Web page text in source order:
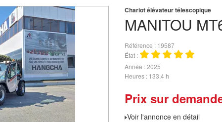
MANITOU
Chariot élévateur télescopique
Référence
19587
État
Année 2025
Heures 133,4 h
Prix sur
Voir l'annonce en détail